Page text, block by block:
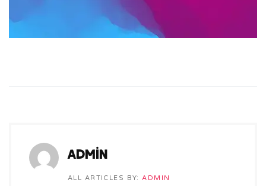
admin
ALL ARTICLES BY: ADMIN